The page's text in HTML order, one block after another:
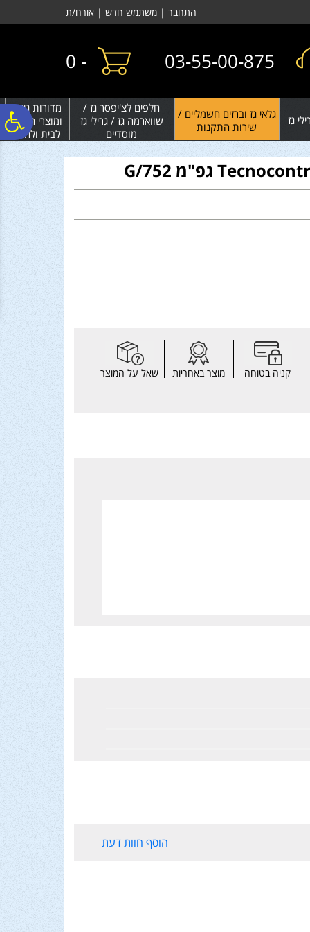
נגישות
אתר
המרכזיהתחבר | משתמש חדש | אורח/ת
03-55-00-875
-
0
גז
גלאי גז וברזים חשמליים /
שירות התקנות
חלפים לצ'יפסר גז /
שווארמה גז / גרילי גז
מוסדיים
מדורות גינה
ומוצרי חימום
לבית ולחצר
קניה בטוחה מוצר באחריות שאל על המוצר
הוסף חוות דעת